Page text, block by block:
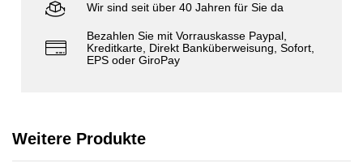
Wir sind seit über 40 Jahren für Sie da
Bezahlen Sie mit Vorrauskasse Paypal,
Kreditkarte, Direkt Banküberweisung, Sofort,
EPS oder GiroPay
Weitere Produkte